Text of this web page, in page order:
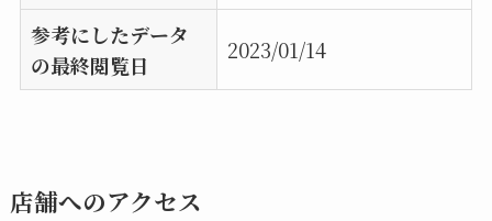
参考にしたデータ
の最終閲覧日
2023/01/14
店舗へのアクセス